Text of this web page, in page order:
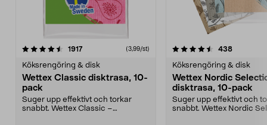
1917recensioner (3,99/st)
Köksrengöring & disk
Wettex Classic disktrasa, 10-
pack
Suger upp effektivt och torkar
snabbt. Wettex Classic –
4.5av 5 stjärnor 438
Köksrengöring & disk
Wettex Nordic
disktrasa, 10-pack
Suger upp effektivt och
snabbt. Wettex Nordic